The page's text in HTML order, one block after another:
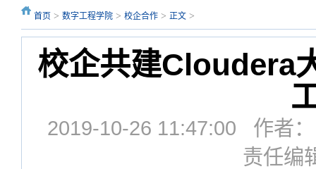
首页 > 数字工程学院 > 校企合作 > 正文 >
校企共建Cloudera
2019-10-26 11:47:00 作者
责任